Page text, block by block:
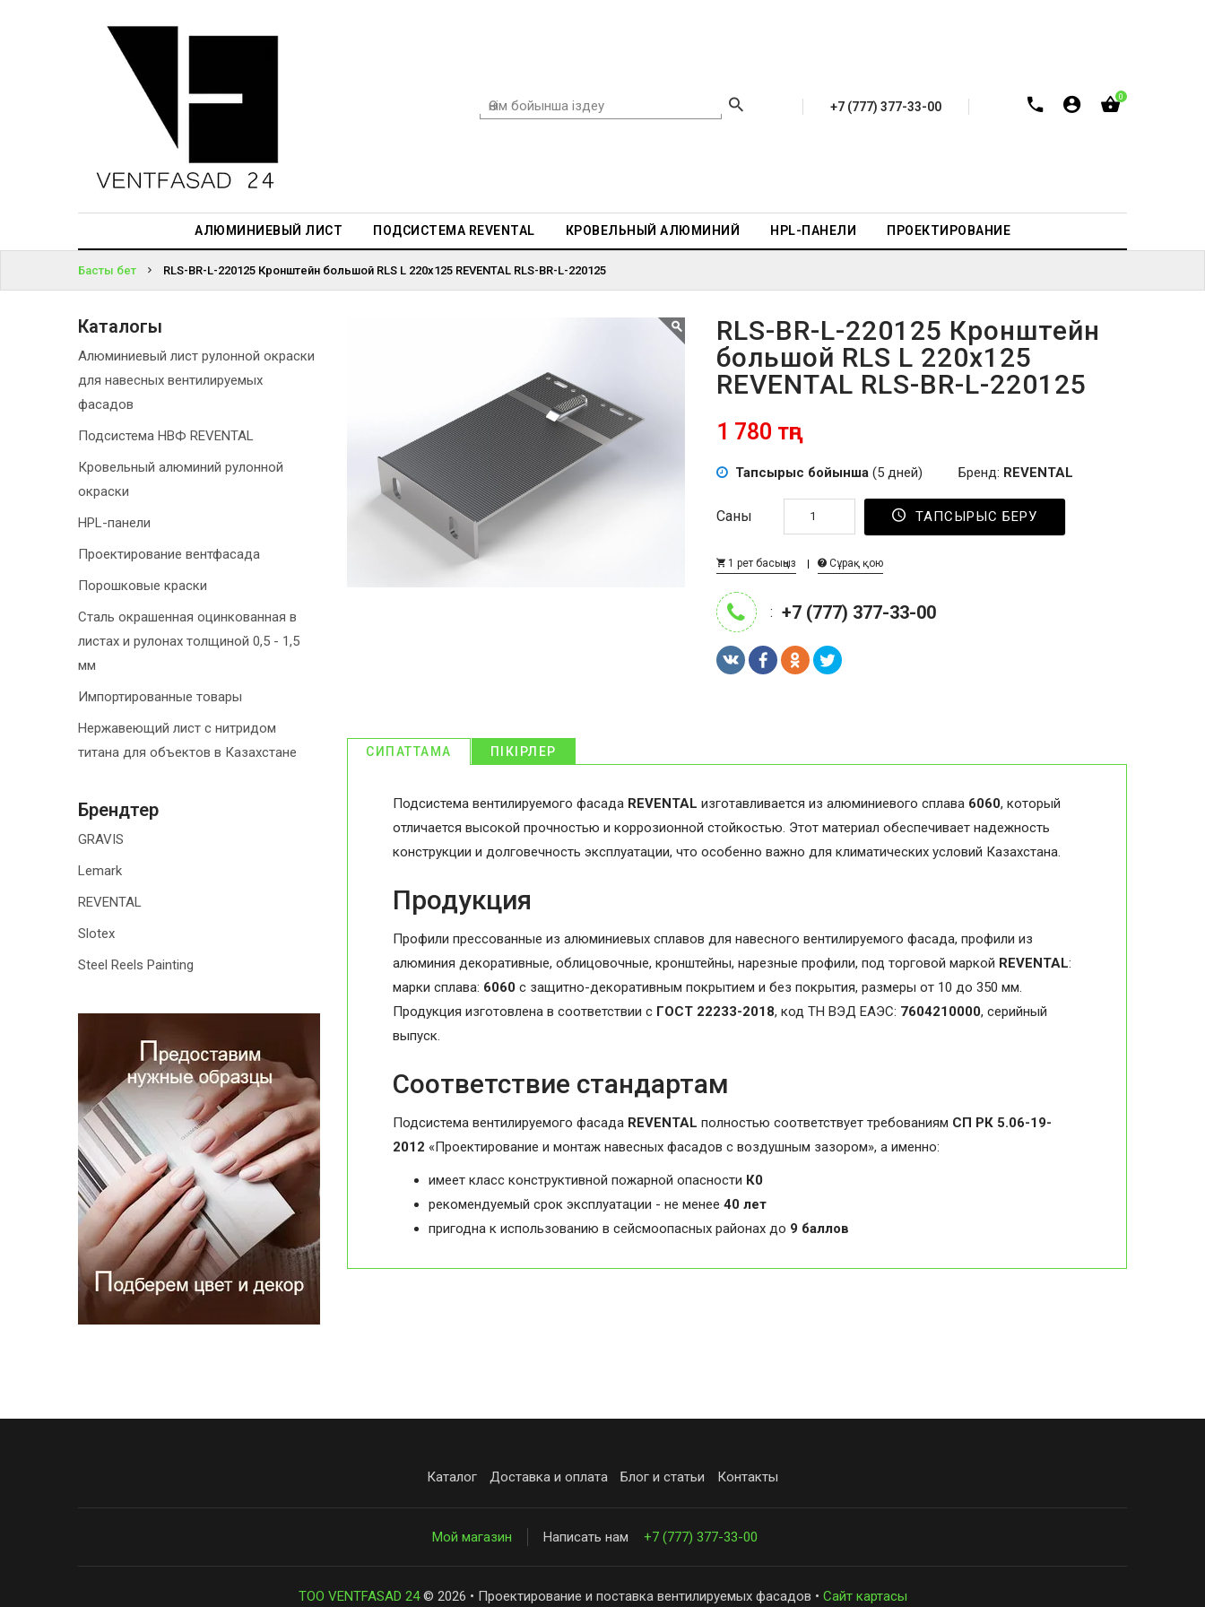
+7 (777) 377-33-00
0
АЛЮМИНИЕВЫЙ ЛИСТ ПОДСИСТЕМА REVENTAL КРОВЕЛЬНЫЙ АЛЮМИНИЙ HPL-ПАНЕЛИ ПРОЕКТИРОВАНИЕ
АЛЮМИНИЕВЫЙ
ПРОЕКТИРОВАНИЕ
КІРІҢІЗ
ПАРОЛЬДІ
БА?
Басты бет RLS-BR-L-220125 Кронштейн большой RLS L 220x125 REVENTAL RLS-BR-L-220125
RLS-BR-L-220125 Кронштейн
большой RLS L 220x125
REVENTAL RLS-BR-L-220125
1 780 тңг
Тапсырыс бойынша(5 дней) Бренд: REVENTAL
Саны ТАПСЫРЫС БЕРУ
1 рет басыңыз Сұрақ қою
: +7 (777) 377-33-00
СИПАТТАМА ПІКІРЛЕР
Подсистема вентилируемого фасада REVENTAL изготавливается из алюминиевого сплава 6060, который
отличается высокой прочностью и коррозионной стойкостью. Этот материал обеспечивает надежность
конструкции и долговечность эксплуатации, что особенно важно для климатических условий Казахстана.
Продукция
Профили прессованные из алюминиевых сплавов для навесного вентилируемого фасада, профили из
алюминия декоративные, облицовочные, кронштейны, нарезные профили, под торговой маркой REVENTAL:
марки сплава: 6060 с защитно-декоративным покрытием и без покрытия, размеры от 10 до 350 мм.
Продукция изготовлена в соответствии с ГОСТ 22233-2018, код ТН ВЭД ЕАЭС: 7604210000, серийный
выпуск.
Соответствие стандартам
Подсистема вентилируемого фасада REVENTAL полностью соответствует требованиям СП РК 5.06-19-
2012 «Проектирование и монтаж навесных фасадов с воздушным зазором», а именно:
имеет класс конструктивной пожарной опасности К0
рекомендуемый срок эксплуатации - не менее 40 лет
пригодна к использованию в сейсмоопасных районах до 9 баллов
Каталогы
Алюминиевый лист рулонной окраски
для навесных вентилируемых
фасадов
Подсистема НВФ REVENTAL
Кровельный алюминий рулонной
окраски
HPL-панели
Проектирование вентфасада
Порошковые краски
Сталь окрашенная оцинкованная в
листах и рулонах толщиной 0,5 - 1,5
мм
Импортированные товары
Нержавеющий лист с нитридом
титана для объектов в Казахстане
Брендтер
GRAVIS
Lemark
REVENTAL
Slotex
Steel Reels Painting
Каталог Доставка и оплата Блог и статьи Контакты
Мой магазин Написать нам +7 (777) 377-33-00
ТОО VENTFASAD 24© 2026 • Проектирование и поставка вентилируемых фасадов • Сайт картасы